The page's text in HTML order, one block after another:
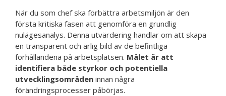
När du som chef ska förbättra arbetsmiljön är den
första kritiska fasen att genomföra en grundlig
nulägesanalys. Denna utvärdering handlar om att skapa
en transparent och ärlig bild av de befintliga
förhållandena på arbetsplatsen. Målet är att
identifiera både styrkor och potentiella
utvecklingsområden innan några
förändringsprocesser påbörjas.